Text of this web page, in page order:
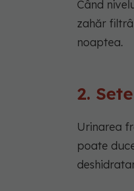
Când
zahăr
noaptea.
2.
Urinarea
poate